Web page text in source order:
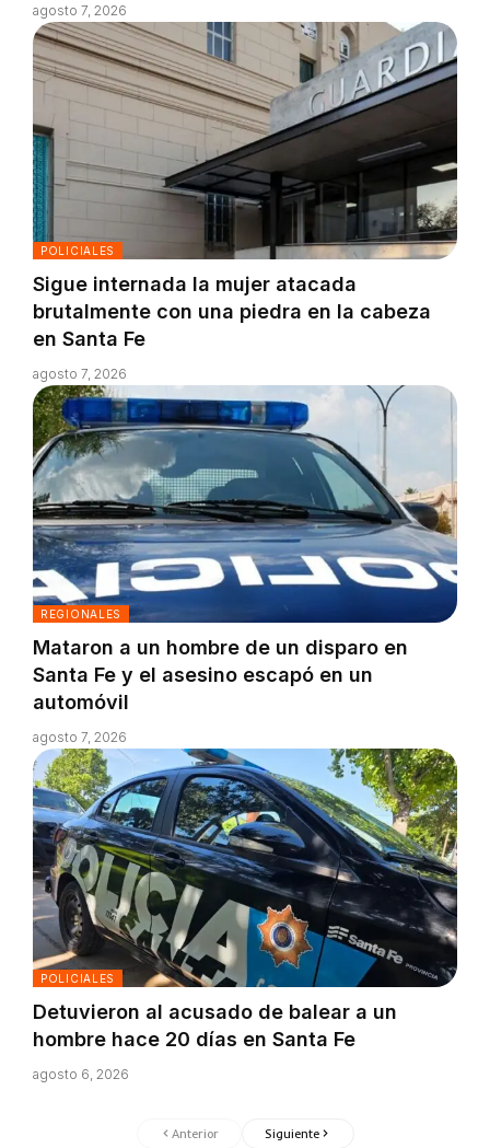
agosto 7, 2026
POLICIALES
Sigue internada la mujer atacada
brutalmente con una piedra en la cabeza
en Santa Fe
agosto 7, 2026
REGIONALES
Mataron a un hombre de un disparo en
Santa Fe y el asesino escapó en un
automóvil
agosto 7, 2026
POLICIALES
Detuvieron al acusado de balear a un
hombre hace 20 días en Santa Fe
agosto 6, 2026
Anterior Siguiente